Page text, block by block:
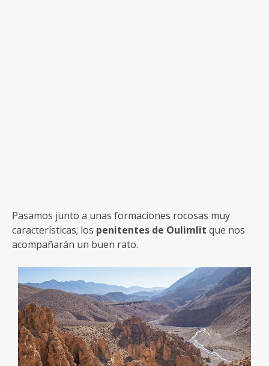
Pasamos junto a unas formaciones rocosas muy
características; los penitentes de Oulimlit que nos
acompañarán un buen rato.